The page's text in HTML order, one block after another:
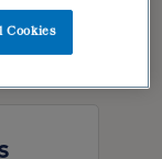
Cookies